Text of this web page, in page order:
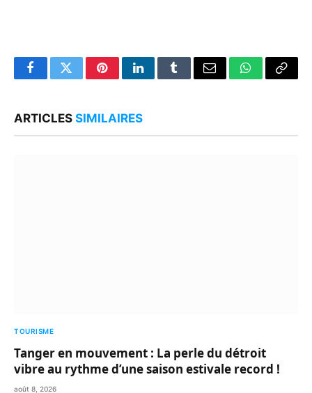
FacebookTwitterPinterestLinkedInTumblrEmail WhatsApp
Copy
ARTICLES SIMILAIRES
TOURISME
Tanger en mouvement : La perle du détroit
vibre au rythme d’une saison estivale record !
août 8, 2026